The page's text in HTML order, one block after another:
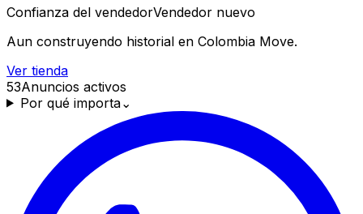
Confianza del vendedorVendedor nuevo
Aun construyendo historial en Colombia Move.
Ver tienda
53Anuncios activos
Por qué importa⌄